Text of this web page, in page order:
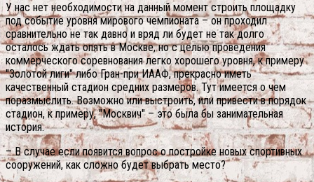
У нас нет необходимости на данный момент строить площадку
под событие уровня мирового чемпионата – он проходил
сравнительно не так давно и вряд ли будет не так долго
осталось ждать опять в Москве, но с целью проведения
коммерческого соревнования легко хорошего уровня, к примеру
"Золотой лиги" либо Гран-при ИААФ, прекрасно иметь
качественный стадион средних размеров. Тут имеется о чем
поразмыслить. Возможно или выстроить, или привести в порядок
стадион, к примеру, "Москвич" – это была бы занимательная
история.
– В случае если появится вопрос о постройке новых спортивных
сооружений, как сложно будет выбрать место?